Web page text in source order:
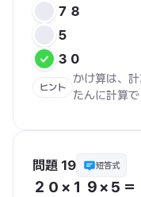
７８
５
３０
ヒント
かけ算は、
たんに計算
問題 19 短答式
２０×１９×５＝